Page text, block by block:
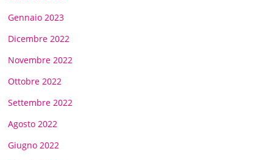
Gennaio 2023
Dicembre 2022
Novembre 2022
Ottobre 2022
Settembre 2022
Agosto 2022
Giugno 2022